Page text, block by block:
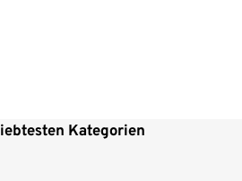
Kategorien